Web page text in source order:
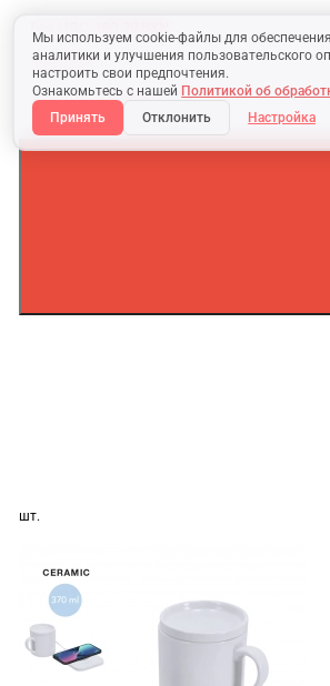
Мы используем cookie-файлы для
аналитики и улучшения пользовательского
настроить свои предпочтения.
Ознакомьтесь с нашей Политикой об
Принять
Отклонить Настройка
3 627.94 ₽
Без НДС:2973.72 ₽
шт.